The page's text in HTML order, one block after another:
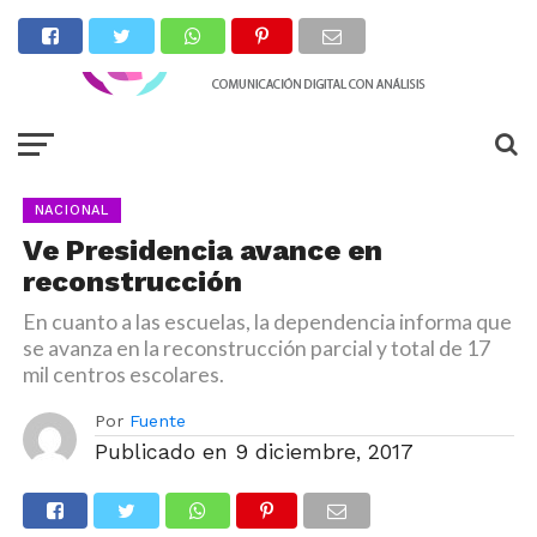
NACIONAL
Ve Presidencia avance en
reconstrucción
En cuanto a las escuelas, la dependencia informa que
se avanza en la reconstrucción parcial y total de 17
mil centros escolares.
Por Fuente
Publicado en 9 diciembre, 2017